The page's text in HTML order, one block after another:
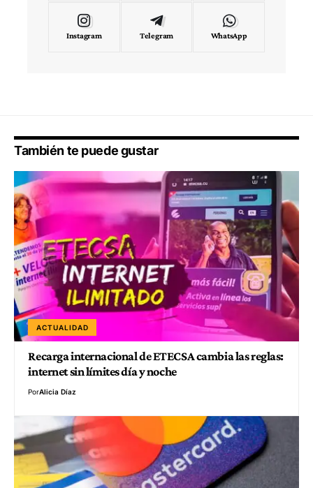
Instagram Telegram WhatsApp
También te puede gustar
ACTUALIDAD
Recarga internacional de ETECSA cambia las reglas:
internet sin límites día y noche
PorAlicia Díaz